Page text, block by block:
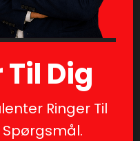
Dig
Ringer Til
Spørgsmål.